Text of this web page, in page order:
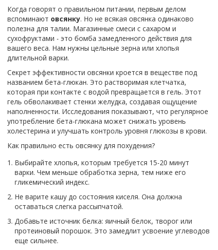
Когда говорят о правильном питании, первым делом
вспоминают овсянку. Но не всякая овсянка одинаково
полезна для талии. Магазинные смеси с сахаром и
сухофруктами - это бомба замедленного действия для
вашего веса. Нам нужны цельные зерна или хлопья
длительной варки.
Секрет эффективности овсянки кроется в веществе под
названием бета-глюкан. Это растворимая клетчатка,
которая при контакте с водой превращается в гель. Этот
гель обволакивает стенки желудка, создавая ощущение
наполненности. Исследования показывают, что регулярное
употребление бета-глюкана может снижать уровень
холестерина и улучшать контроль уровня глюкозы в крови.
Как правильно есть овсянку для похудения?
Выбирайте хлопья, которым требуется 15-20 минут
варки. Чем меньше обработка зерна, тем ниже его
гликемический индекс.
Не варите кашу до состояния киселя. Она должна
оставаться слегка рассыпчатой.
Добавьте источник белка: яичный белок, творог или
протеиновый порошок. Это замедлит усвоение углеводов
еще сильнее.